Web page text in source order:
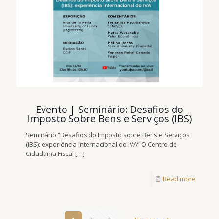
Evento | Seminário: Desafios do
Imposto Sobre Bens e Serviços (IBS)
Seminário “Desafios do Imposto sobre Bens e Serviços
(IBS): experiência internacional do IVA” O Centro de
Cidadania Fiscal […]
Read more